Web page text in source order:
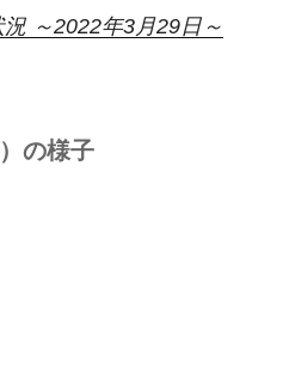
～2022年3月29日～
の様子